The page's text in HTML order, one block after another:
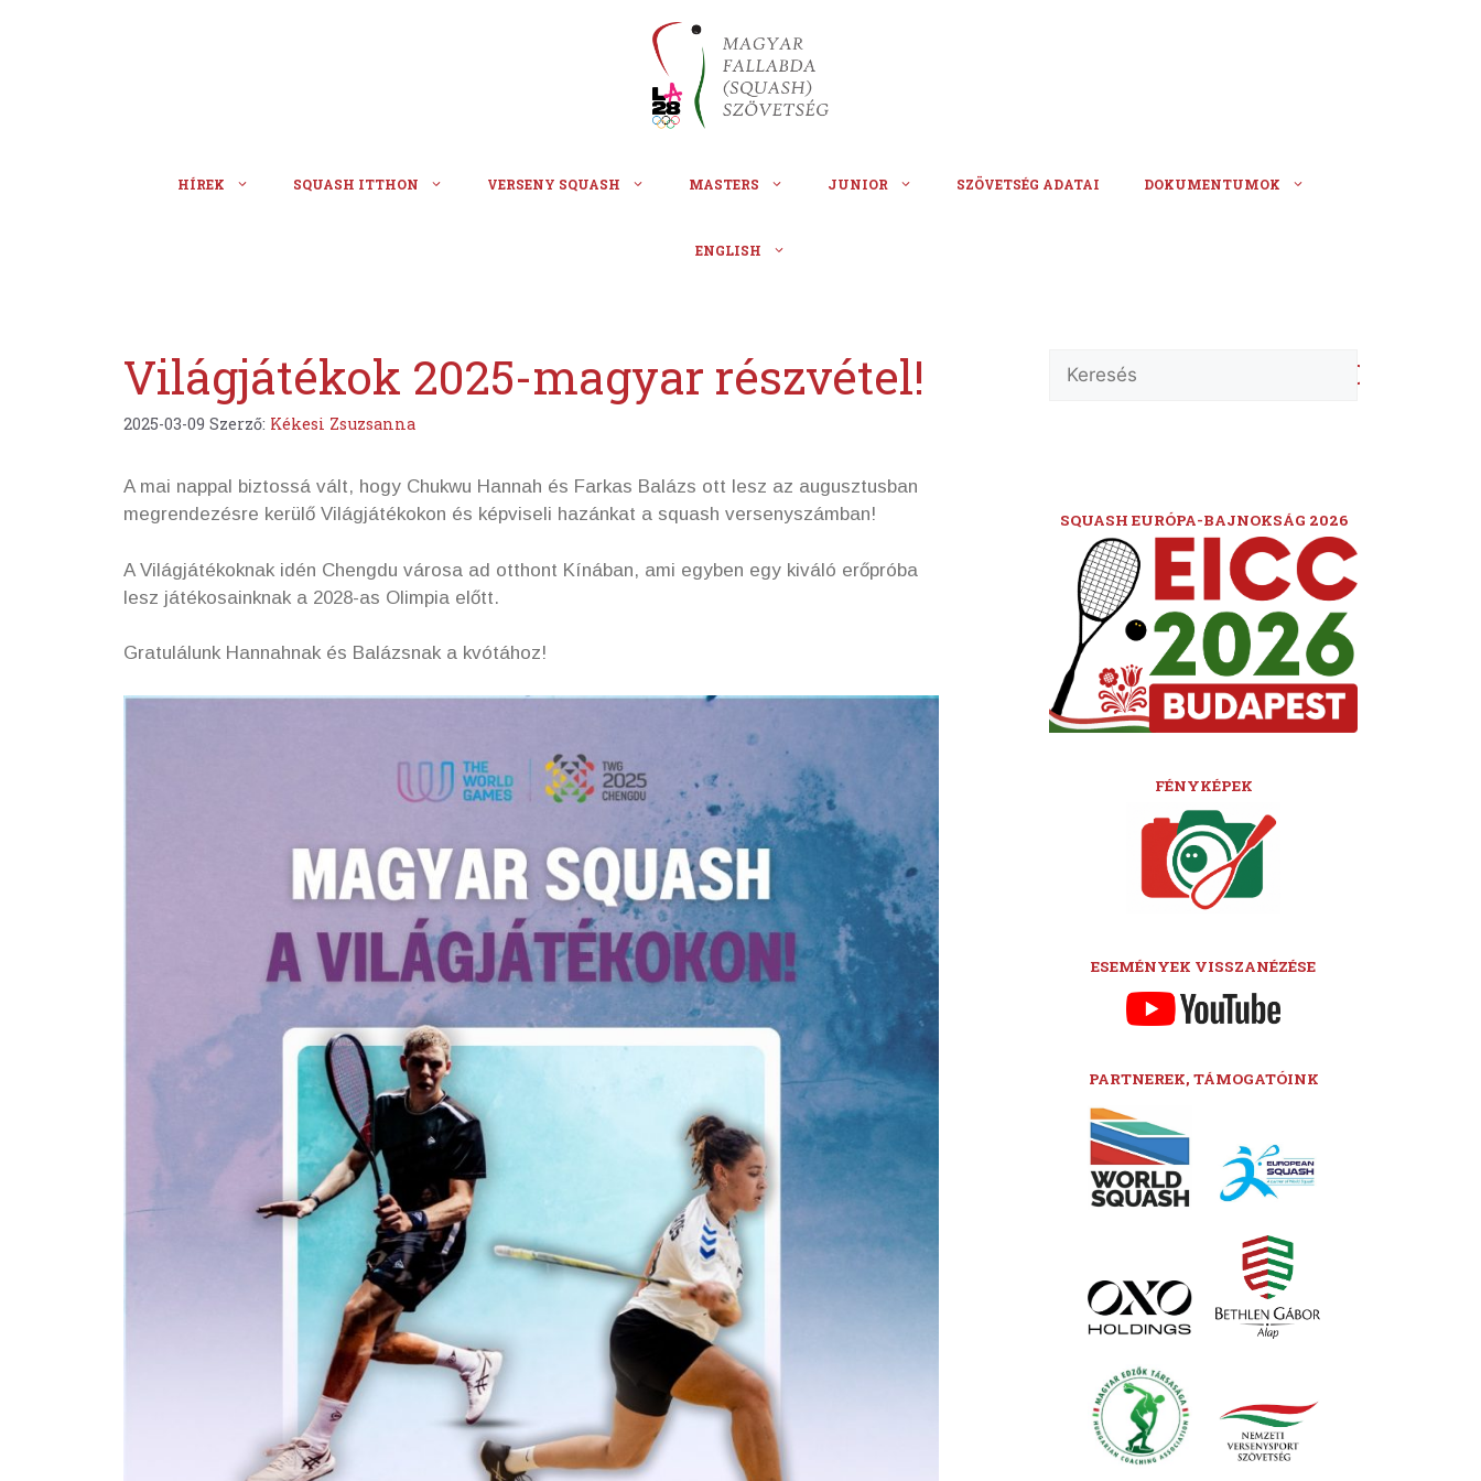
HÍREK SQUASH ITTHON VERSENY SQUASH MASTERS JUNIOR SZÖVETSÉG ADATAI DOKUMENTUMOK
ENGLISH
Világjátékok 2025-magyar részvétel!
2025-03-09 Szerző: Kékesi Zsuzsanna
A mai nappal biztossá vált, hogy Chukwu Hannah és Farkas Balázs ott lesz az augusztusban
megrendezésre kerülő Világjátékokon és képviseli hazánkat a squash versenyszámban!
A Világjátékoknak idén Chengdu városa ad otthont Kínában, ami egyben egy kiváló erőpróba
lesz játékosainknak a 2028-as Olimpia előtt.
Gratulálunk Hannahnak és Balázsnak a kvótához!
SQUASH EURÓPA-BAJNOKSÁG 2026
FÉNYKÉPEK
ESEMÉNYEK VISSZANÉZÉSE
PARTNEREK, TÁMOGATÓINK